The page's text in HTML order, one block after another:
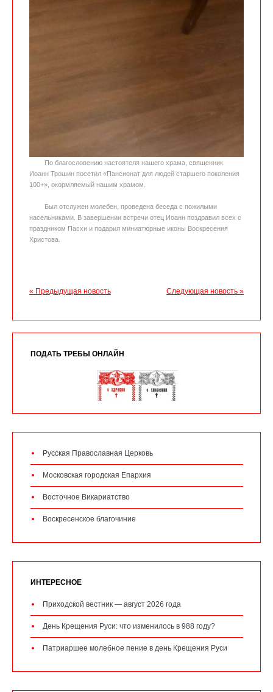
По благословению настоятеля нашего храма, священник
Иоанн Трошин посетил «Пансионат для людей старшего поколения
100+», окормляемый нашим храмом.
Был отслужен молебен, проведена беседа с пожилыми
насельниками. В завершении встречи отец Иоанн поздравил всех с
праздником Пасхи и подарил миниатюрные иконы Воскресения
Христова.
« Предыдущая новость Следующая новость »
ПОДАТЬ ТРЕБЫ ОНЛАЙН
Русская Православная Церковь
Московская городская Епархия
Восточное Викариатство
Воскресенское благочиние
ИНТЕРЕСНОЕ
Приходской вестник — август 2026 года
День Крещения Руси: что изменилось в 988 году?
Патриаршее молебное пение в день Крещения Руси